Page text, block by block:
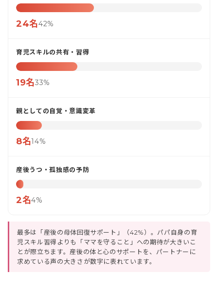
24名42%
育児スキルの共有・習得
19名33%
親としての自覚・意識変革
8名14%
産後うつ・孤独感の予防
2名4%
最多は「産後の母体回復サポート」（42%）。パパ自身の育
児スキル習得よりも「ママを守ること」への期待が大きいこ
とが際立ちます。産後の体と心のサポートを、パートナーに
求めている声の大きさが数字に表れています。